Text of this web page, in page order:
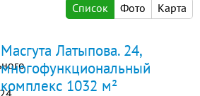
Список
Фото Карта
Масгута Латыпова. 24,
многофункциональный
комплекс 1032 м²